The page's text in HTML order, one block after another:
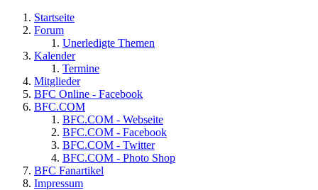
Startseite
Forum
Unerledigte Themen
Kalender
Termine
Mitglieder
BFC Online - Facebook
BFC.COM
BFC.COM - Webseite
BFC.COM - Facebook
BFC.COM - Twitter
BFC.COM - Photo Shop
BFC Fanartikel
Impressum